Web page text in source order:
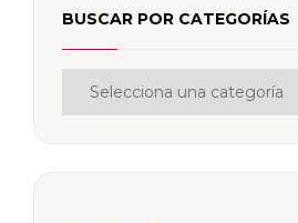
BUSCAR POR CATEGORÍAS